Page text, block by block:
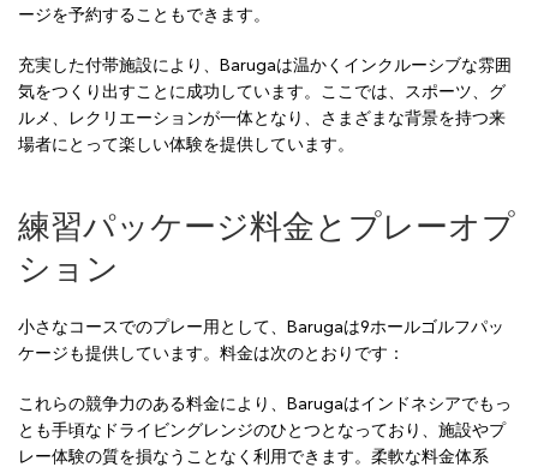
ージを予約することもできます。
充実した付帯施設により、Barugaは温かくインクルーシブな雰囲
気をつくり出すことに成功しています。ここでは、スポーツ、グ
ルメ、レクリエーションが一体となり、さまざまな背景を持つ来
場者にとって楽しい体験を提供しています。
練習パッケージ料金とプレーオプ
ション
小さなコースでのプレー用として、Barugaは9ホールゴルフパッ
ケージも提供しています。料金は次のとおりです：
これらの競争力のある料金により、Barugaはインドネシアでもっ
とも手頃なドライビングレンジのひとつとなっており、施設やプ
レー体験の質を損なうことなく利用できます。柔軟な料金体系